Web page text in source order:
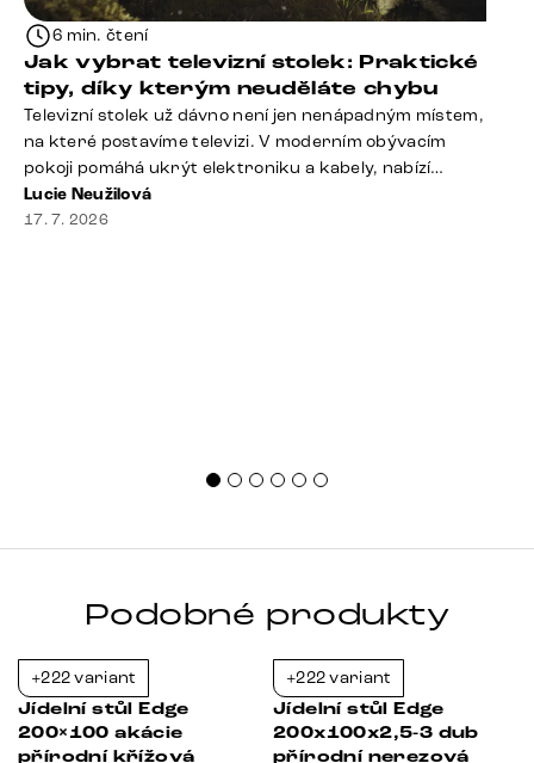
6 min. čtení
Jak vybrat televizní stolek: Praktické
tipy, díky kterým neuděláte chybu
Televizní stolek už dávno není jen nenápadným místem,
na které postavíme televizi. V moderním obývacím
pokoji pomáhá ukrýt elektroniku a kabely, nabízí
praktický úložný prostor a často se stává výraznou
součástí celého interiéru. Při jeho výběru proto
Lucie Neužilová
17. 7. 2026
Podobné produkty
Bestseller
+222 variant
Jídelní stůl Edge
200×100 akácie
přírodní křížová
+222 variant
Jídelní stůl Edge
200x100x2,5-3 dub
přírodní nerezová